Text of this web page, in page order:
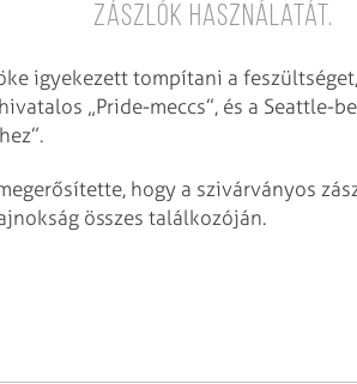
zászlók használatát.
igyekezett tompítani a
„Pride-meccs”, és a Seattle-
hogy a szivárványos
összes találkozóján.